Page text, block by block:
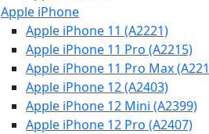
Apple iPhone
Apple iPhone 11 (A2221)
Apple iPhone 11 Pro (A2215)
Apple iPhone 11 Pro Max
Apple iPhone 12 (A2403)
Apple iPhone 12 Mini (A2399)
Apple iPhone 12 Pro (A2407)